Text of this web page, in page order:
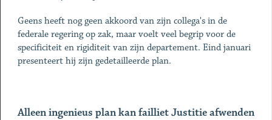
Geens heeft nog geen akkoord van zijn collega's in de
federale regering op zak, maar voelt veel begrip voor de
specificiteit en rigiditeit van zijn departement. Eind januari
presenteert hij zijn gedetailleerde plan.
Alleen ingenieus plan kan failliet Justitie afwenden